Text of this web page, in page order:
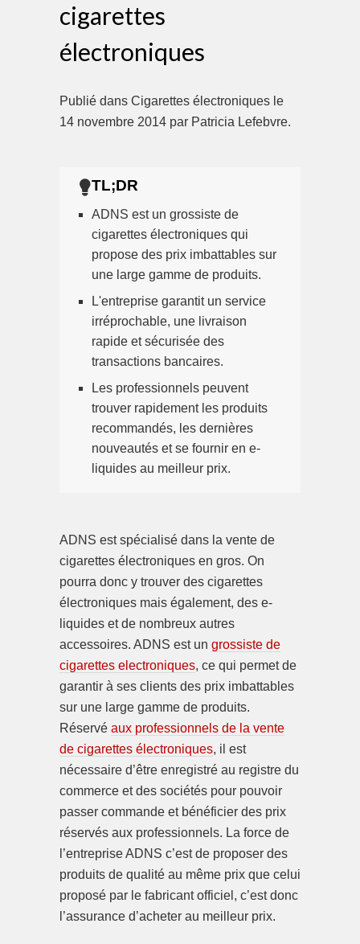
cigarettes
électroniques
Publié dans Cigarettes électroniques le
14 novembre 2014 par Patricia Lefebvre.
ADNS est un grossiste de
cigarettes électroniques qui
propose des prix imbattables sur
une large gamme de produits.
L'entreprise garantit un service
irréprochable, une livraison
rapide et sécurisée des
transactions bancaires.
Les professionnels peuvent
trouver rapidement les produits
recommandés, les dernières
nouveautés et se fournir en e-
liquides au meilleur prix.
ADNS est spécialisé dans la vente de
cigarettes électroniques en gros. On
pourra donc y trouver des cigarettes
électroniques mais également, des e-
liquides et de nombreux autres
accessoires. ADNS est un grossiste de
cigarettes electroniques, ce qui permet de
garantir à ses clients des prix imbattables
sur une large gamme de produits.
Réservé aux professionnels de la vente
de cigarettes électroniques, il est
nécessaire d’être enregistré au registre du
commerce et des sociétés pour pouvoir
passer commande et bénéficier des prix
réservés aux professionnels. La force de
l’entreprise ADNS c’est de proposer des
produits de qualité au même prix que celui
proposé par le fabricant officiel, c’est donc
l’assurance d’acheter au meilleur prix.